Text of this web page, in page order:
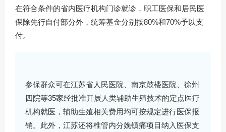
在符合条件的省内医疗机构门诊就诊，职工医保和居民医
保除先行自付部分外，统筹基金分别按80%和70%予以支
付。
参保群众可在江苏省人民医院、南京鼓楼医院、徐州
四院等35家经批准开展人类辅助生殖技术的定点医疗
机构就医，辅助生殖相关费用均可按规定进行医保报
销。此外，江苏还将椎管内分娩镇痛项目纳入医保支